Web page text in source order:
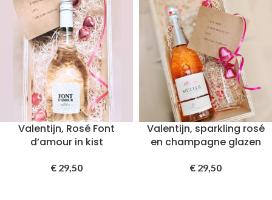
Valentijn, Rosé Font
d’amour in kist
€29,50
Valentijn, sparkling rosé
en champagne glazen
€29,50